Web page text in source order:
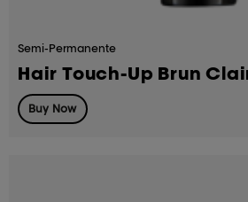
Semi-Permanente
Hair Touch-Up Brun
Buy Now